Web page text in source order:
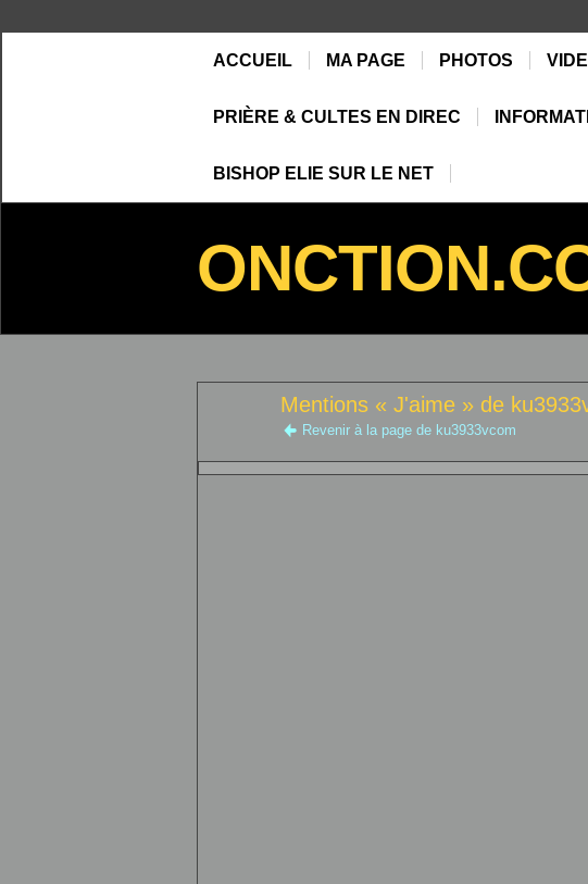
ACCUEIL MA PAGE PHOTOS
PRIÈRE & CULTES EN DIREC
BISHOP ELIE SUR LE NET
Mentions « J'aime » de
Revenir à la page de ku3933vcom